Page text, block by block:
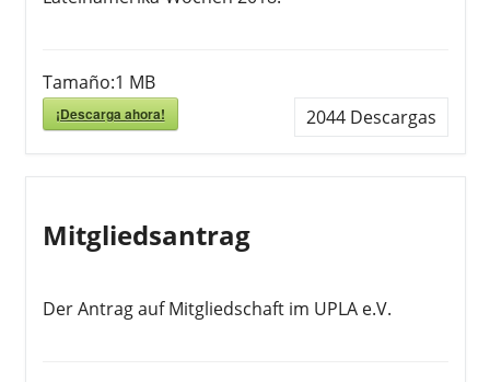
Tamaño:1 MB
¡Descarga ahora! 2044Descargas
Mitgliedsantrag
Der Antrag auf Mitgliedschaft im UPLA e.V.